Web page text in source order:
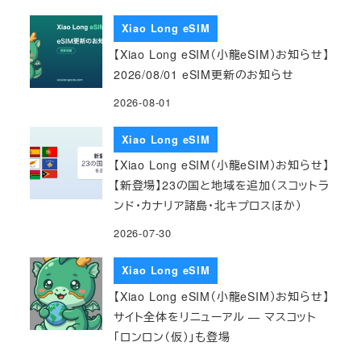
Xiao Long eSIM
【Xiao Long eSIM（小龍eSIM）お知らせ】
2026/08/01 eSIM更新のお知らせ
2026-08-01
Xiao Long eSIM
【Xiao Long eSIM（小龍eSIM）お知らせ】
【新登場】23の国と地域を追加（スコットラ
ンド・カナリア諸島・北キプロスほか）
2026-07-30
Xiao Long eSIM
【Xiao Long eSIM（小龍eSIM）お知らせ】
サイト全体をリニューアル — マスコット
「ロンロン（仮）」も登場